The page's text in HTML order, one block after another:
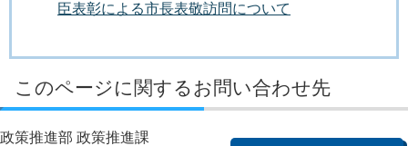
臣表彰による市長表敬訪問について
このページに関するお問い合わせ先
政策推進部 政策推進課